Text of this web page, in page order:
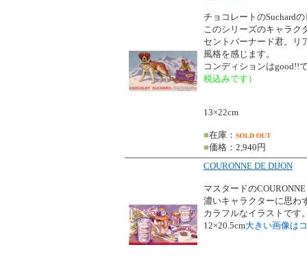
チョコレートのSuchard
このシリーズのキャラク
セントバーナード君。リ
風格を感じます。
コンディションはgood!!
税込みです）
13×22cm
■在庫：
■価格：2,940円
COURONNE DE DIJON
マスタードの
濃いキャラクターに思わ
カラフルなイラストです
12×20.5cm大きい画像は